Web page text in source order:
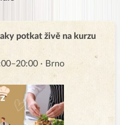
potkat živě na kurzu
· Brno